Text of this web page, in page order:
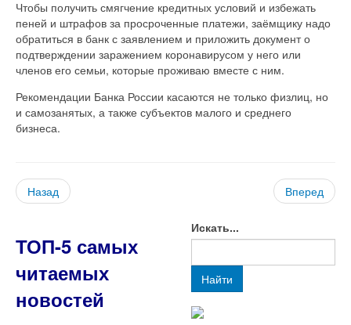
Чтобы получить смягчение кредитных условий и избежать
пеней и штрафов за просроченные платежи, заёмщику надо
обратиться в банк с заявлением и приложить документ о
подтверждении заражением коронавирусом у него или
членов его семьи, которые проживаю вместе с ним.
Рекомендации Банка России касаются не только физлиц, но
и самозанятых, а также субъектов малого и среднего
бизнеса.
Назад Вперед
ТОП-5 самых
читаемых
новостей
Искать...
Найти